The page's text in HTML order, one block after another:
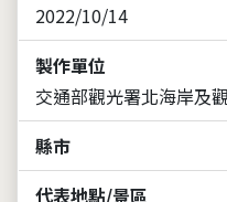
2022/10/14
製作單位
交通部觀光署北海岸及
縣市
代表地點/景區